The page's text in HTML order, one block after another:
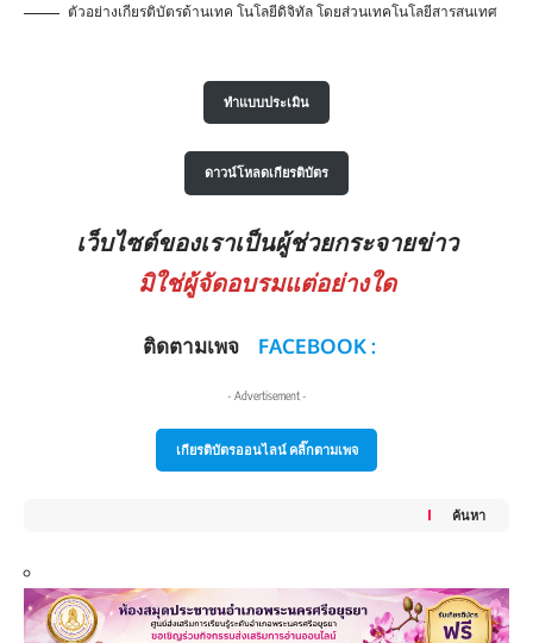
ตัวอย่างเกียรติบัตรด้านเทค โนโลยีดิจิทัล โดยส่วนเทคโนโลยีสารสนเทศ
ทำแบบประเมิน
ดาวน์โหลดเกียรติบัตร
เว็บไซต์ของเราเป็นผู้ช่วยกระจายข่าว
มิใช่ผู้จัดอบรมแต่อย่างใด
ติดตามเพจ FACEBOOK :
- Advertisement -
เกียรติบัตรออนไลน์ คลิ๊กตามเพจ
ค้นหา